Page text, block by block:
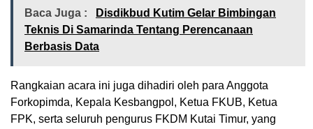
Baca Juga :
Disdikbud Kutim Gelar Bimbingan
Teknis Di Samarinda Tentang Perencanaan
Berbasis Data
Rangkaian acara ini juga dihadiri oleh para Anggota
Forkopimda, Kepala Kesbangpol, Ketua FKUB, Ketua
FPK, serta seluruh pengurus FKDM Kutai Timur, yang